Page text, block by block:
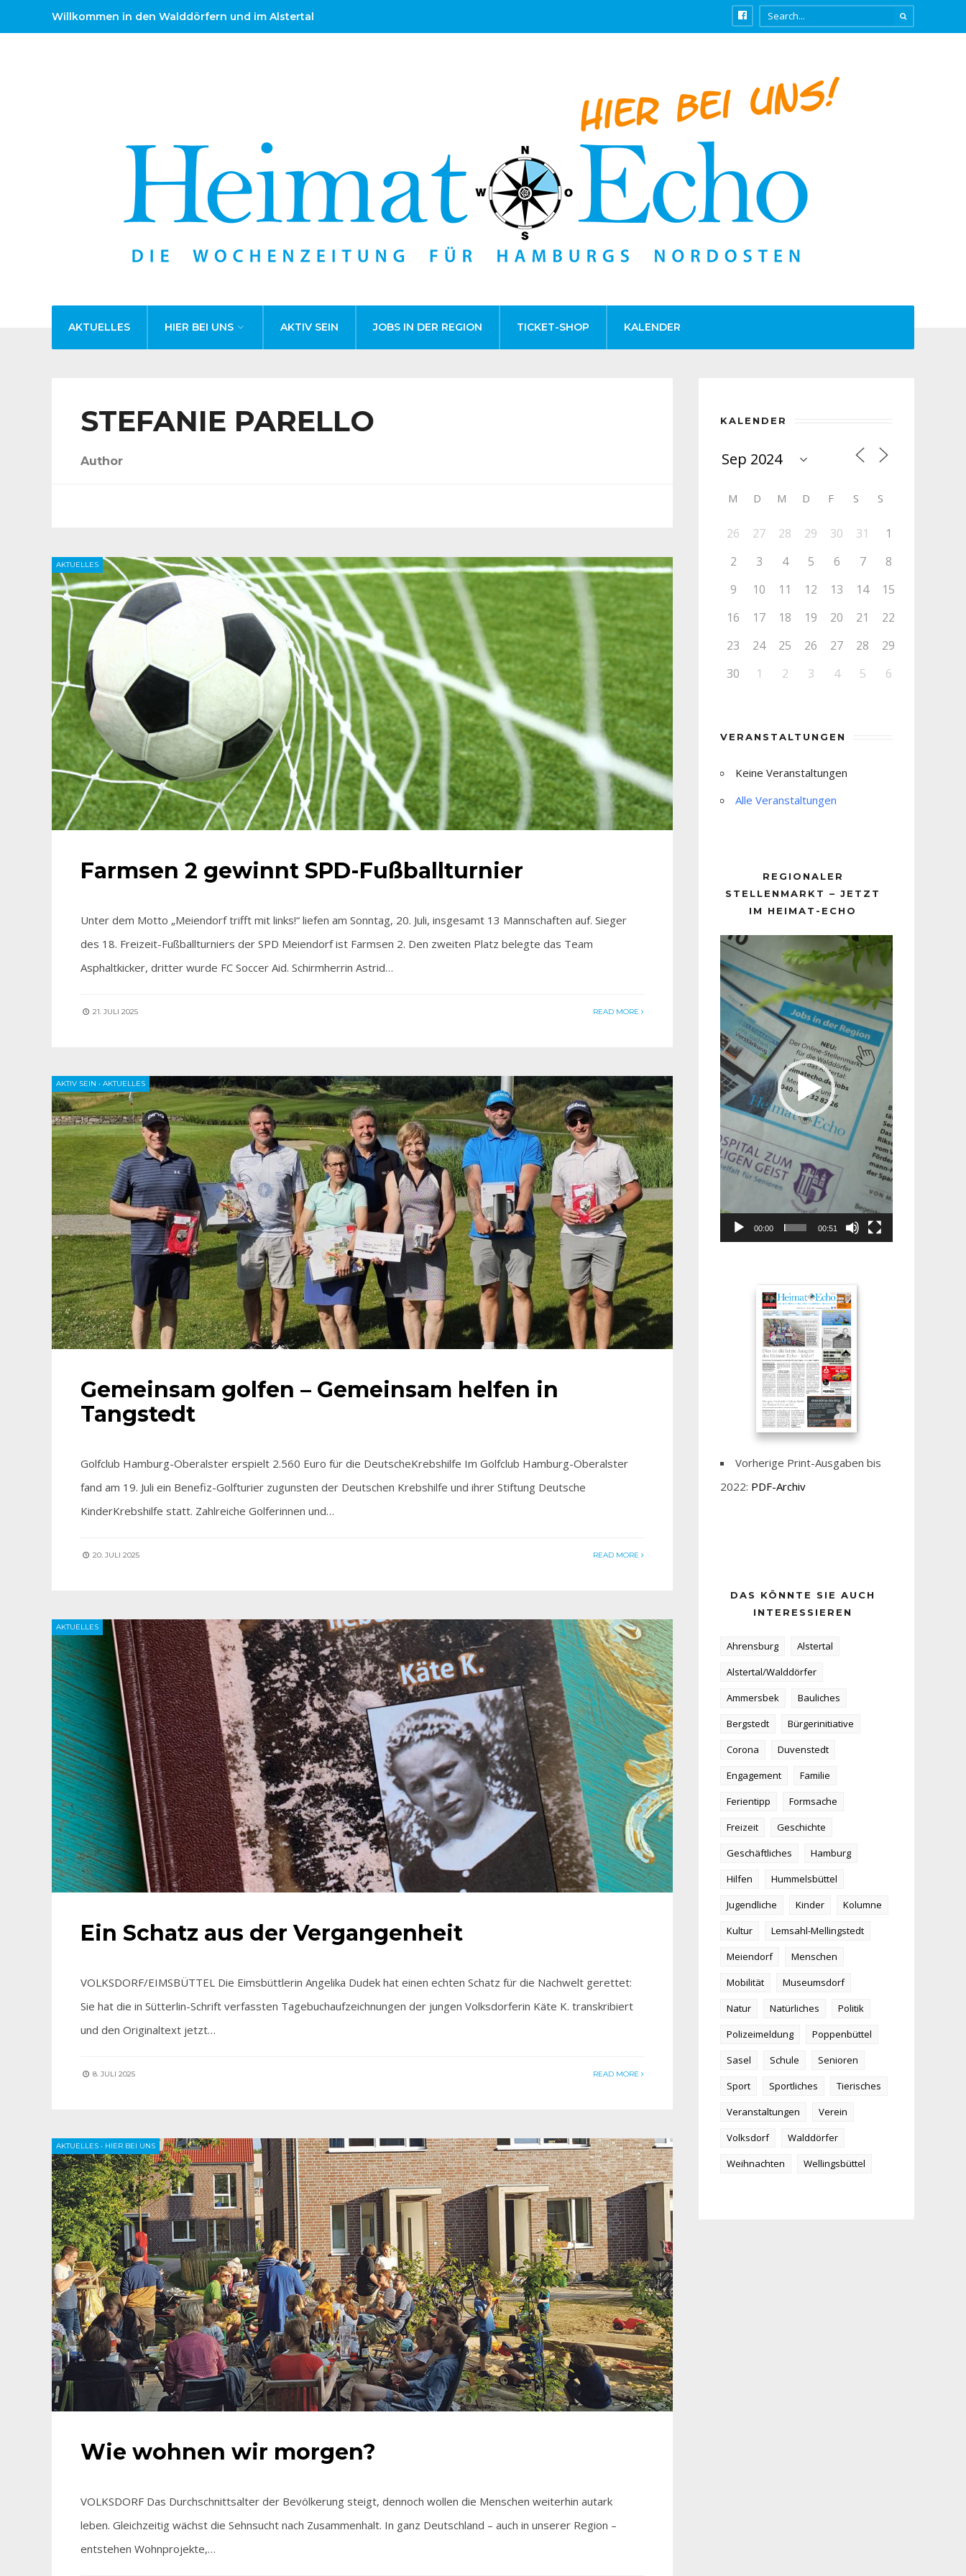
Willkommen in den Walddörfern und im Alstertal
AKTUELLES HIER BEI UNS AKTIV SEIN JOBS IN DER REGION TICKET-SHOP KALENDER
STEFANIE PARELLO
Author
AKTUELLES
Farmsen 2 gewinnt SPD-Fußballturnier
Unter dem Motto „Meiendorf trifft mit links!“ liefen am Sonntag, 20. Juli, insgesamt 13 Mannschaften auf. Sieger
des 18. Freizeit-Fußballturniers der SPD Meiendorf ist Farmsen 2. Den zweiten Platz belegte das Team
Asphaltkicker, dritter wurde FC Soccer Aid. Schirmherrin Astrid…
21. JULI 2025 READ MORE
AKTIV SEIN • AKTUELLES
Gemeinsam golfen – Gemeinsam helfen in
Tangstedt
Golfclub Hamburg-Oberalster erspielt 2.560 Euro für die DeutscheKrebshilfe Im Golfclub Hamburg-Oberalster
fand am 19. Juli ein Benefiz-Golfturier zugunsten der Deutschen Krebshilfe und ihrer Stiftung Deutsche
KinderKrebshilfe statt. Zahlreiche Golferinnen und…
20. JULI 2025 READ MORE
AKTUELLES
Ein Schatz aus der Vergangenheit
VOLKSDORF/EIMSBÜTTEL Die Eimsbüttlerin Angelika Dudek hat einen echten Schatz für die Nachwelt gerettet:
Sie hat die in Sütterlin-Schrift verfassten Tagebuchaufzeichnungen der jungen Volksdorferin Käte K. transkribiert
und den Originaltext jetzt…
8. JULI 2025 READ MORE
AKTUELLES • HIER BEI UNS
Wie wohnen wir morgen?
VOLKSDORF Das Durchschnittsalter der Bevölkerung steigt, dennoch wollen die Menschen weiterhin autark
leben. Gleichzeitig wächst die Sehnsucht nach Zusammenhalt. In ganz Deutschland – auch in unserer Region –
entstehen Wohnprojekte,…
KALENDER
M D M D F S S
26 27 28 29 30 31
1
2
3 4 5 6 7
8
9
10 11 12 13 14
15
16
17 18 19 20 21
22
23
24 25 26 27 28
29
30
1 2 3 4 5 6
VERANSTALTUNGEN
Keine Veranstaltungen
Alle Veranstaltungen
REGIONALER
STELLENMARKT – JETZT
IM HEIMAT-ECHO
Player
00:00 00:51
Vorherige Print-Ausgaben bis
2022: PDF-Archiv
DAS KÖNNTE SIE AUCH
INTERESSIEREN
Ahrensburg
Alstertal
Alstertal/Walddörfer
Ammersbek
Bauliches
Bergstedt
Bürgerinitiative
Corona
Duvenstedt
Engagement
Familie
Ferientipp
Formsache
Freizeit
Geschichte
Geschäftliches
Hamburg
Hilfen
Hummelsbüttel
Jugendliche
Kinder
Kolumne
Kultur
Lemsahl-Mellingstedt
Meiendorf
Menschen
Mobilität
Museumsdorf
Natur
Natürliches
Politik
Polizeimeldung
Poppenbüttel
Sasel
Schule
Senioren
Sport
Sportliches
Tierisches
Veranstaltungen
Verein
Volksdorf
Walddörfer
Weihnachten
Wellingsbüttel